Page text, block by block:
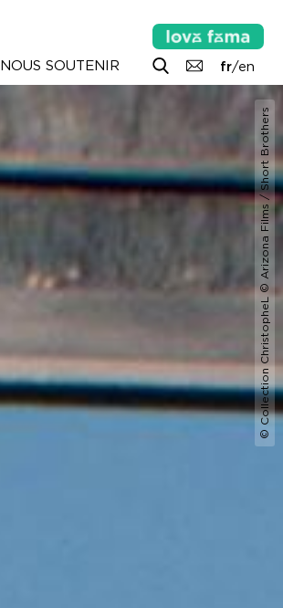
fr/en
NOUS SOUTENIR
© Collection ChristopheL © Arizona Films / Short Brothers